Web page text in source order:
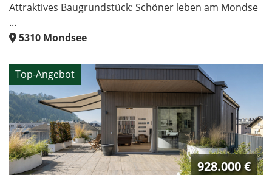
Attraktives Baugrundstück: Schöner leben am Mondse
...
5310 Mondsee
Top-Angebot
928.000 €